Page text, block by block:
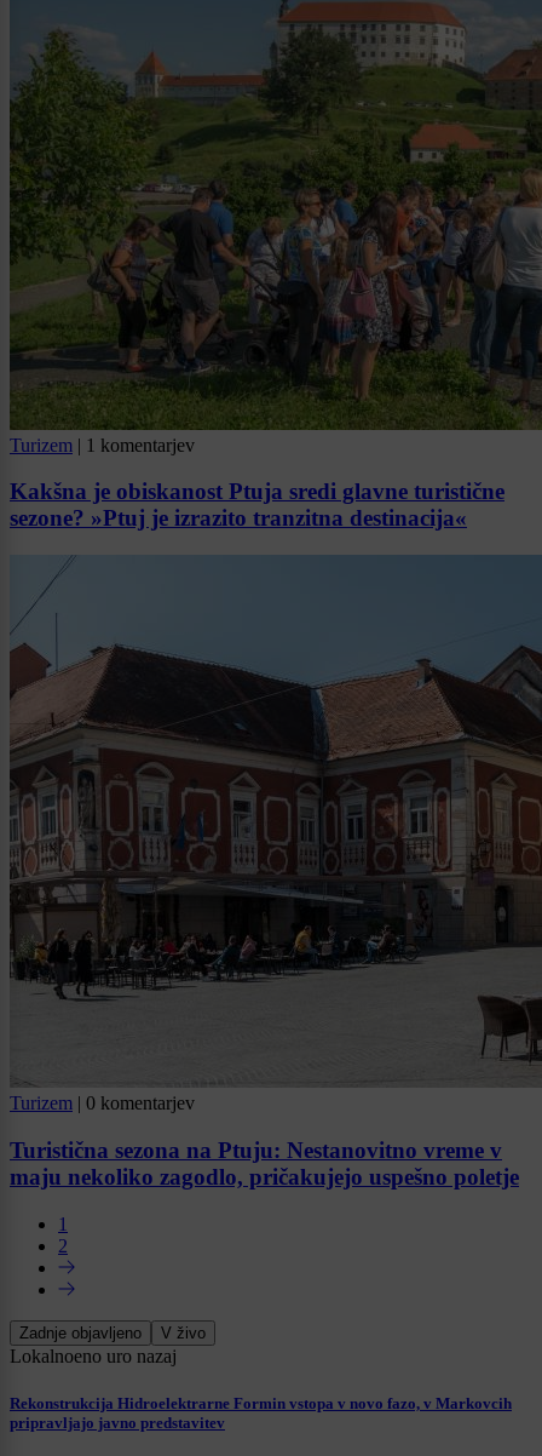
Turizem | 1 komentarjev
Kakšna je obiskanost Ptuja sredi glavne turistične
sezone? »Ptuj je izrazito tranzitna destinacija«
Turizem | 0 komentarjev
Turistična sezona na Ptuju: Nestanovitno vreme v
maju nekoliko zagodlo, pričakujejo uspešno poletje
1
2
Zadnje objavljeno V živo
Lokalnoeno uro nazaj
Rekonstrukcija Hidroelektrarne Formin vstopa v novo fazo, v Markovcih
pripravljajo javno predstavitev